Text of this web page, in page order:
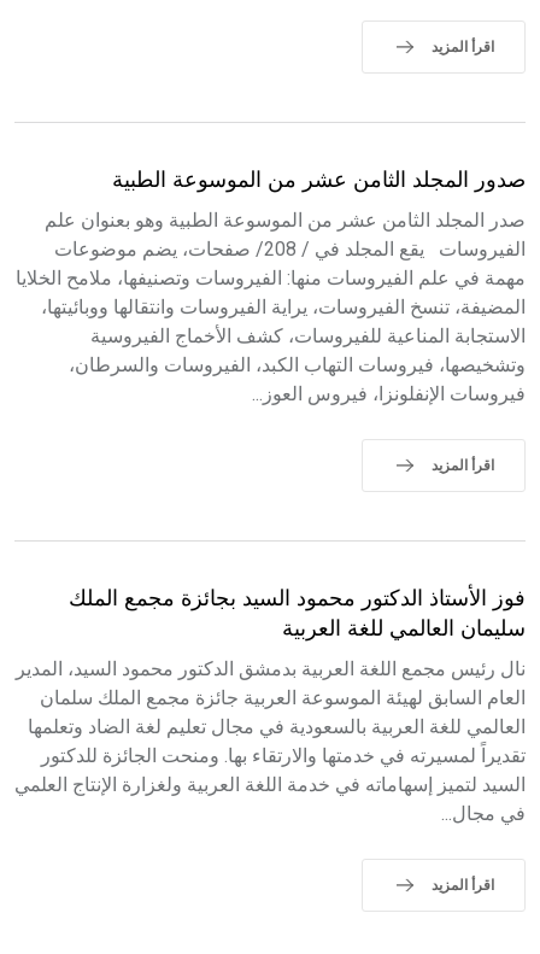
اقرأ المزيد
صدور المجلد الثامن عشر من الموسوعة الطبية
صدر المجلد الثامن عشر من الموسوعة الطبية وهو بعنوان علم
الفيروسات يقع المجلد في / 208/ صفحات، يضم موضوعات
مهمة في علم الفيروسات منها: الفيروسات وتصنيفها، ملامح الخلايا
المضيفة، تنسخ الفيروسات، يراية الفيروسات وانتقالها ووبائيتها،
الاستجابة المناعية للفيروسات، كشف الأخماج الفيروسية
وتشخيصها، فيروسات التهاب الكبد، الفيروسات والسرطان،
فيروسات الإنفلونزا، فيروس العوز...
اقرأ المزيد
فوز الأستاذ الدكتور محمود السيد بجائزة مجمع الملك
سليمان العالمي للغة العربية
نال رئيس مجمع اللغة العربية بدمشق الدكتور محمود السيد، المدير
العام السابق لهيئة الموسوعة العربية جائزة مجمع الملك سلمان
العالمي للغة العربية بالسعودية في مجال تعليم لغة الضاد وتعلمها
تقديراً لمسيرته في خدمتها والارتقاء بها. ومنحت الجائزة للدكتور
السيد لتميز إسهاماته في خدمة اللغة العربية ولغزارة الإنتاج العلمي
في مجال...
اقرأ المزيد